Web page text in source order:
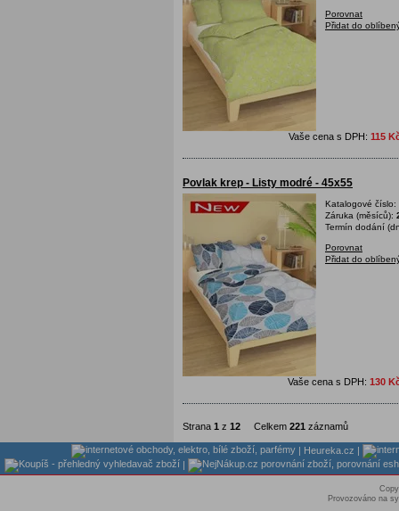
Porovnat
Přidat do
Vaše cena s DPH: 115
Povlak krep - Listy modré - 45x55
Katalogové číslo:
Záruka (měsíců):
Termín dodání
Porovnat
Přidat do
Vaše cena s DPH: 130
Strana 1 z 12 Celkem 221 záznamů
| Heureka.cz |
|
Provozováno na